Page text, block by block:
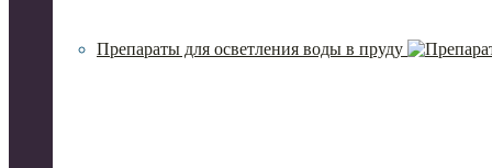
Препараты для осветления воды в пруду